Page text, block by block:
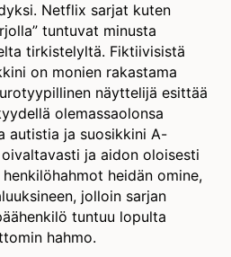
Netflix sarjat kuten
tuntuvat minusta
tirkistelyltä. Fiktiivisistä
on monien rakastama
näyttelijä esittää
olemassaolonsa
autistia ja suosikkini A-
ja aidon oloisesti
heidän omine,
jolloin sarjan
tuntuu lopulta
hahmo.